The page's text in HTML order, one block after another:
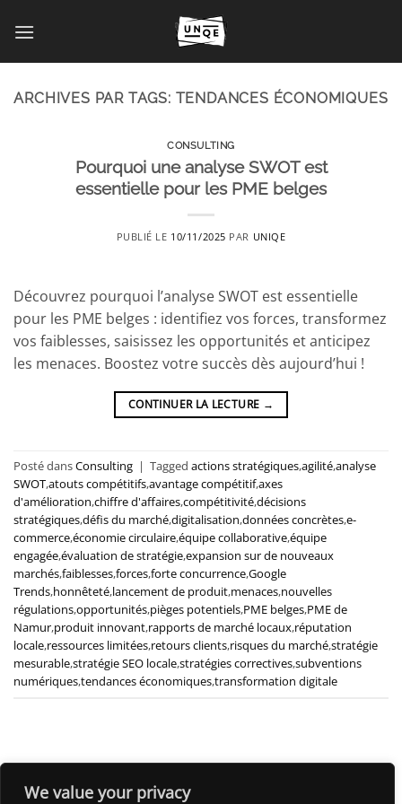
We value your privacy
au
ARCHIVES PAR TAGS: TENDANCES ÉCONOMIQUES
CONSULTING
Pourquoi une analyse SWOT est
essentielle pour les PME belges
PUBLIÉ LE 10/11/2025 PAR UNIQE
Découvrez pourquoi l’analyse SWOT est essentielle
pour les PME belges : identifiez vos forces, transformez
vos faiblesses, saisissez les opportunités et anticipez
les menaces. Boostez votre succès dès aujourd’hui !
CONTINUER LA LECTURE →
Posté dansConsulting | Tagged actions stratégiques,agilité,analyse
SWOT,atouts compétitifs,avantage compétitif,axes
d'amélioration,chiffre d'affaires,compétitivité,décisions
stratégiques,défis du marché,digitalisation,données concrètes,e-
commerce,économie circulaire,équipe collaborative,équipe
engagée,évaluation de stratégie,expansion sur de nouveaux
marchés,faiblesses,forces,forte concurrence,Google
Trends,honnêteté,lancement de produit,menaces,nouvelles
régulations,opportunités,pièges potentiels,PME belges,PME de
Namur,produit innovant,rapports de marché locaux,réputation
locale,ressources limitées,retours clients,risques du marché,stratégie
mesurable,stratégie SEO locale,stratégies correctives,subventions
numériques,tendances économiques,transformation digitale